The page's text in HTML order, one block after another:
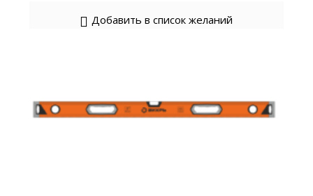
Добавить в список желаний